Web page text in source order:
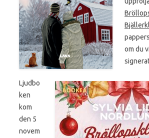
om du
Ljudbo
ken
kom
den 5
novem